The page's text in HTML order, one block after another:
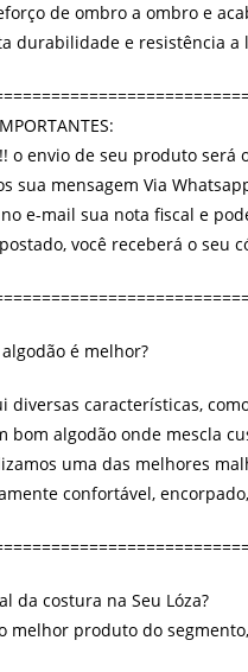
de ombro a ombro e
durabilidade e resistência a
o envio de seu produto
sua mensagem Via
e-mail sua nota fiscal e
você receberá o seu
é melhor?
diversas características,
bom algodão onde mescla
uma das melhores
confortável,
da costura na Seu Lóza?
melhor produto do